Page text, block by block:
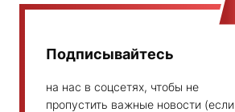
Подписывайтесь
на нас в соцсетях, чтобы не
пропустить важные новости (если